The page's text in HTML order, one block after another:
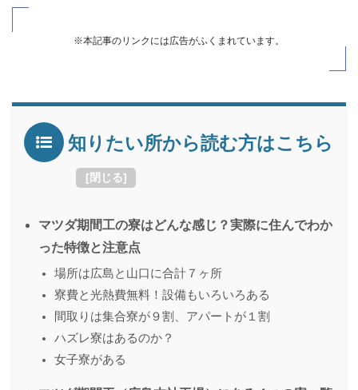
※本記事のリンクには広告がふくまれています。
知りたい所から読む方はこちら
[閉じる]
マツダ期間工の寮はどんな感じ？実際に住んでわか
った特徴と注意点
場所は広島と山口に合計７ヶ所
寮費と光熱費無料！設備もいろいろある
間取りは集合寮が９割、アパートが１割
ハズレ寮はあるのか？
女子寮がある